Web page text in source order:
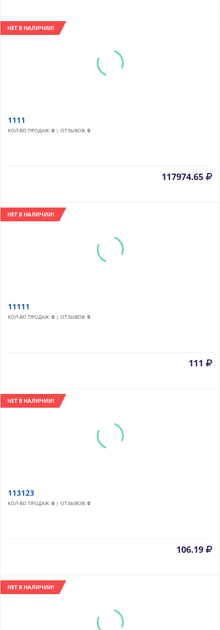
НЕТ В НАЛИЧИИ!
1111
КОЛ-ВО ПРОДАЖ: 0 | ОТЗЫВОВ: 0
117974.65
НЕТ В НАЛИЧИИ!
11111
КОЛ-ВО ПРОДАЖ: 0 | ОТЗЫВОВ: 0
111
НЕТ В НАЛИЧИИ!
113123
КОЛ-ВО ПРОДАЖ: 0 | ОТЗЫВОВ: 0
106.19
НЕТ В НАЛИЧИИ!